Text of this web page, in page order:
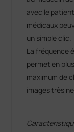
avec le
médicaux
un simple clic.
La fréquence
permet en
maximum de
images très